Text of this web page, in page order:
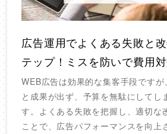
広告運用でよくある失敗と
テップ！ミスを防いで費用対
WEB広告は効果的な集客手段です
と成果が出ず、予算を無駄にしてし
す。よくある失敗を把握し、適切な
ことで、広告パフォーマンスを向上